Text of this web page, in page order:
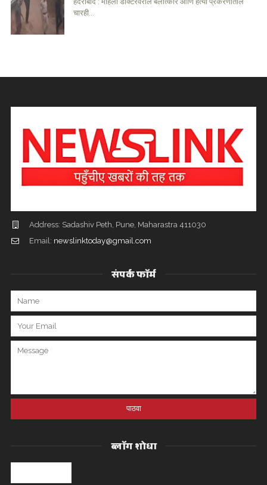
चारही...
Address: Sadashiv Peth, Pune, Maharastra 411030
Email: newslinktoday@gmail.com
संपर्क फॉर्म
ब्लॉग शोधा